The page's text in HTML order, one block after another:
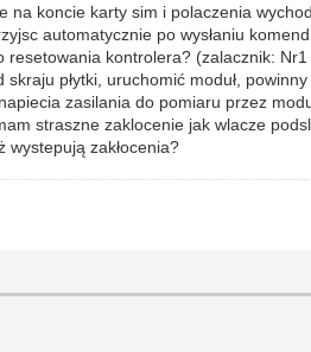
na koncie karty sim i polaczenia
automatycznie po wysłaniu
resetowania kontrolera? (zalacznik: Nr1
płytki, uruchomić moduł,
zasilania do pomiaru przez
straszne zaklocenie jak wlacze
wystepują zakłocenia?